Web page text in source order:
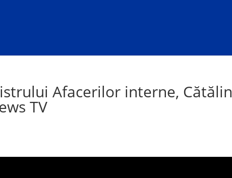
Afacerilor interne, Cătălin
TV